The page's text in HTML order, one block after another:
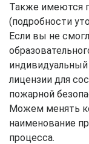
Также имеются
(подробности
Если вы не
лицензии для
пожарной
Можем менять
наименование
процесса.